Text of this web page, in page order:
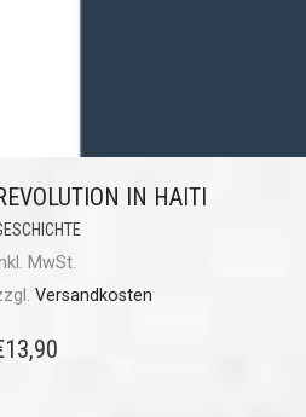
IN HAITI
MwSt.
Versandkosten
13,90